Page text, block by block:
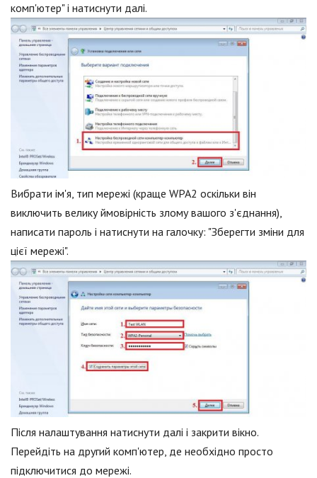
комп'ютер" і натиснути далі.
Вибрати ім'я, тип мережі (краще WPA2 оскільки він
виключить велику ймовірність злому вашого з'єднання),
написати пароль і натиснути на галочку: "Зберегти зміни для
цієї мережі".
Після налаштування натиснути далі і закрити вікно.
Перейдіть на другий комп'ютер, де необхідно просто
підключитися до мережі.